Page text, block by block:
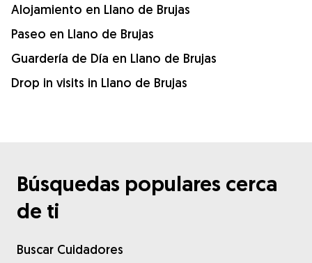
Alojamiento en Llano de Brujas
Paseo en Llano de Brujas
Guardería de Día en Llano de Brujas
Drop in visits in Llano de Brujas
Búsquedas populares cerca
de ti
Buscar Cuidadores